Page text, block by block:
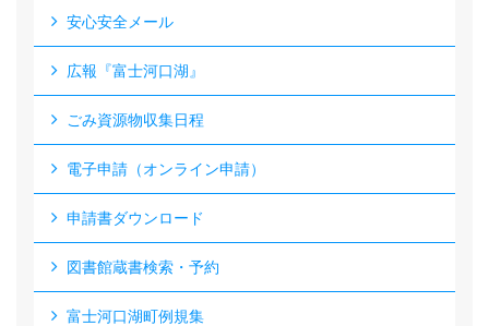
安心安全メール
広報『富士河口湖』
ごみ資源物収集日程
電子申請（オンライン申請）
申請書ダウンロード
図書館蔵書検索・予約
富士河口湖町例規集